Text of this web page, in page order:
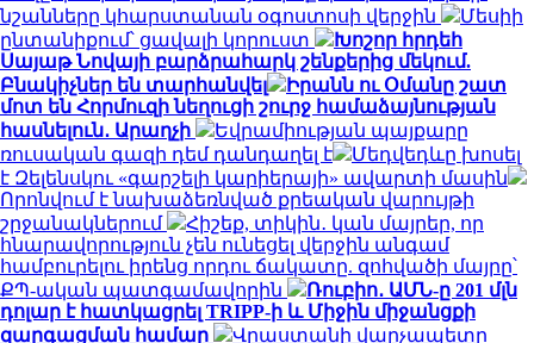
նշանները կհարստանան օգոստոսի վերջին
Մեսիի
ընտանիքում՝ ցավալի կորուստ
Խոշոր հրդեհ
Սայաթ Նովայի բարձրահարկ շենքերից մեկում.
Բնակիչներ են տարհանվել
Իրանն ու Օմանը շատ
մոտ են Հորմուզի նեղուցի շուրջ համաձայնության
հասնելուն․ Արաղչի
Եվրամիության պայքարը
ռուսական գազի դեմ դանդաղել է
Մեդվեդևը խոսել
է Զելենսկու «գարշելի կարիերայի» ավարտի մասին
Որոնվում է նախաձեռնված քրեական վարույթի
շրջանակներում
Հիշեք, տիկին․ կան մայրեր, որ
հնարավորություն չեն ունեցել վերջին անգամ
համբուրելու իրենց որդու ճակատը. զոհվածի մայրը՝
ՔՊ-ական պատգամավորին
Ռուբիո․ ԱՄՆ-ը 201 մլն
դոլար է հատկացրել TRIPP-ի և Միջին միջանցքի
զարգացման համար
Վրաստանի վարչապետը